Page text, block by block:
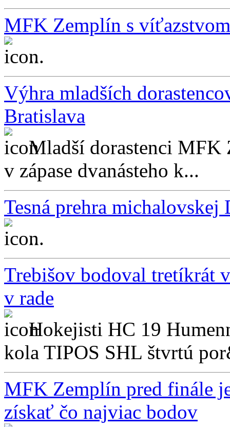
MFK Zemplín s
...
Výhra mladších
Bratislava
Mladší dorastenci
v zápase dvanásteho k...
Tesná prehra
...
Trebišov bodoval tretíkrát
v rade
Hokejisti HC 19
kola TIPOS SHL štvrtú
MFK Zemplín pred finále
získať čo najviac bodov